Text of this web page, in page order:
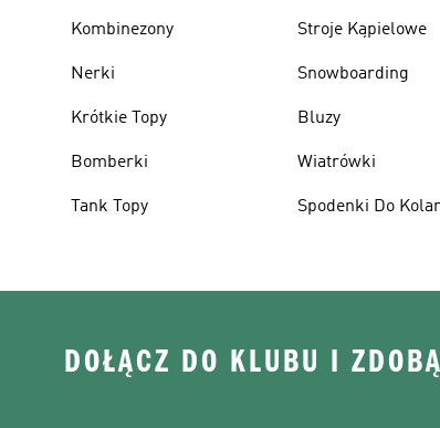
Kombinezony
Nerki
Krótkie Topy
Bomberki
Tank Topy
Stroje Kąpielowe
Snowboarding
Bluzy
Wiatrówki
Spodenki Do
DOŁĄCZ DO KLUBU I